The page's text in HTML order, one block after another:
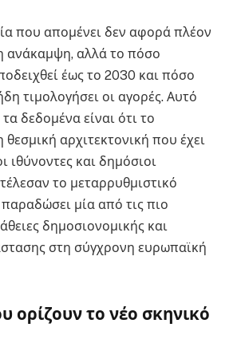
που απομένει δεν αφορά πλέον
ανάκαμψη, αλλά το πόσο
έως το 2030 και πόσο
τιμολογήσει οι αγορές. Αυτό
δεδομένα είναι ότι το
θεσμική αρχιτεκτονική που έχει
ιθύνοντες και δημόσιοι
το μεταρρυθμιστικό
μία από τις πιο
δημοσιονομικής και
στη σύγχρονη ευρωπαϊκή
ορίζουν το νέο σκηνικό